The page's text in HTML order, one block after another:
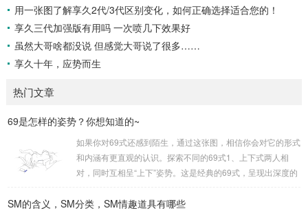
用一张图了解享久2代/3代区别变化，如何正确选择适合您的！
享久三代加强版有用吗 一次喷几下效果好
虽然大哥啥都没说 但感觉大哥说了很多……
享久十年，应势而生
热门文章
69是怎样的姿势？你想知道的~
如果你对69式还感到陌生，通过这张图，相信你会对它的形式
和内涵有更直观的认识。探索不同的69式1、上下式两人相
对，同时互相呈“上下”姿势。这是经典的69式，呈现出深度的
头枕女方大腿。这种体位让双方能更轻松地互相口爱。3、立
SM的含义，SM分类，SM情趣道具有哪些